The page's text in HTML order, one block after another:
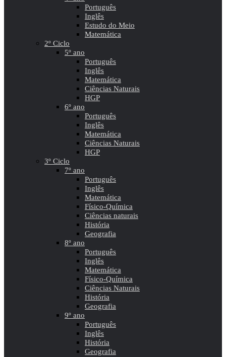
Português
Inglês
Estudo do Meio
Matemática
2º Ciclo
5º ano
Português
Inglês
Matemática
Ciências Naturais
HGP
6º ano
Português
Inglês
Matemática
Ciências Naturais
HGP
3º Ciclo
7º ano
Português
Inglês
Matemática
Físico-Química
Ciências naturais
História
Geografia
8º ano
Português
Inglês
Matemática
Físico-Química
Ciências Naturais
História
Geografia
9º ano
Português
Inglês
História
Geografia